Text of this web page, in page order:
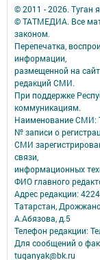
© 2011 - 2026. Туган
© ТАТМЕДИА. Все
законом.
Перепечатка,
информации,
размещенной на
редакций СМИ.
При поддержке
коммуникациям.
Наименование СМИ:
№ записи о
СМИ
связи,
информационных
ФИО главного
Адрес редакции:
Татарстан,
А.Абязова, д.5
Телефон редакции:
Для сообщений о
tuganyak@bk.ru